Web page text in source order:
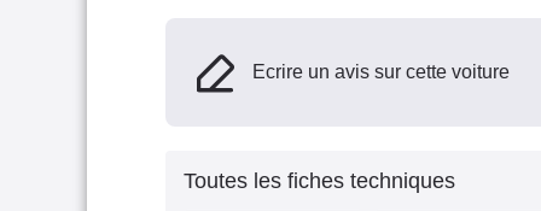
Ecrire un avis sur cette voiture
Toutes les fiches techniques